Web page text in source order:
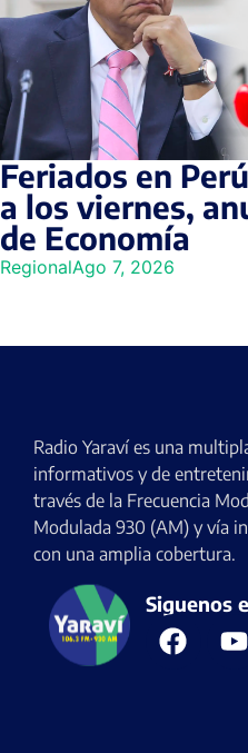
Feriados en
a los viernes,
de Economía
RegionalAgo 7, 2026
Radio Yaraví es una
informativos y de
través de la Frecuencia
Modulada 930 (AM) y vía
con una amplia cobertura.
Siguenos